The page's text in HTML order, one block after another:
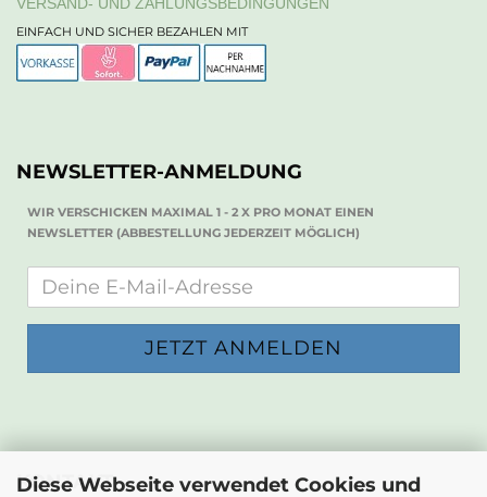
Diese Webseite verwendet Cookies und
EINFACH UND SICHER BEZAHLEN MIT
NEWSLETTER-ANMELDUNG
WIR VERSCHICKEN MAXIMAL 1 - 2 X PRO MONAT EINEN
NEWSLETTER (ABBESTELLUNG JEDERZEIT MÖGLICH)
KONTAKT